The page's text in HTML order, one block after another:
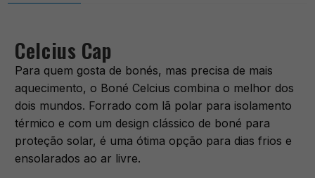
Celcius Cap
Para quem gosta de bonés, mas precisa de mais
aquecimento, o Boné Celcius combina o melhor dos
dois mundos. Forrado com lã polar para isolamento
térmico e com um design clássico de boné para
proteção solar, é uma ótima opção para dias frios e
ensolarados ao ar livre.